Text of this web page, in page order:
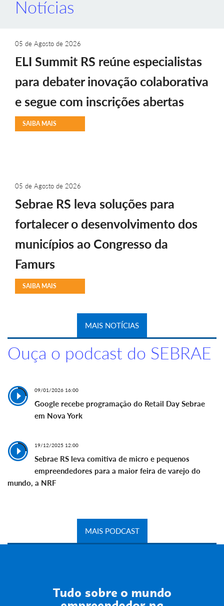
Notícias
05 de Agosto de 2026
ELI Summit RS reúne especialistas
para debater inovação colaborativa
e segue com inscrições abertas
SAIBA MAIS
05 de Agosto de 2026
Sebrae RS leva soluções para
fortalecer o desenvolvimento dos
municípios ao Congresso da
Famurs
SAIBA MAIS
MAIS NOTÍCIAS
Ouça o podcast do SEBRAE
09/01/2026 16:00
Google recebe programação do Retail Day Sebrae
em Nova York
19/12/2025 12:00
Sebrae RS leva comitiva de micro e pequenos
empreendedores para a maior feira de varejo do
mundo, a NRF
MAIS PODCAST